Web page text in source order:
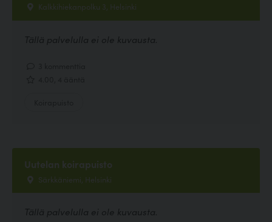
Kalkkihiekanpolku 3, Helsinki
Tällä palvelulla ei ole kuvausta.
Uutelan koirapuisto
Särkkäniemi, Helsinki
Tällä palvelulla ei ole kuvausta.